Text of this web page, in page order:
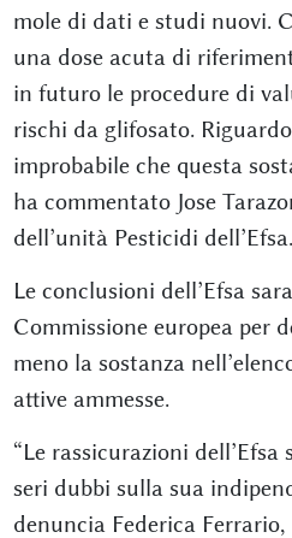
mole di dati e studi nuovi.
una dose acuta di
in futuro le procedure di
rischi da glifosato.
improbabile che questa
ha commentato Jose
dell’unità Pesticidi dell’Efsa.
Le conclusioni dell’Efsa
Commissione europea per
meno la sostanza
attive ammesse.
“Le rassicurazioni
seri dubbi sulla sua
denuncia Federica Ferrario,